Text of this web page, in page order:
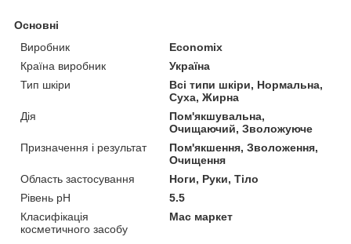
Основні
Виробник
Economix
Країна виробник
Україна
Тип шкіри
Всі типи шкіри, Нормальна,
Суха, Жирна
Дія
Пом'якшувальна,
Очищаючий, Зволожуюче
Призначення і результат
Пом'якшення, Зволоження,
Очищення
Область застосування
Ноги, Руки, Тіло
Рівень pH
5.5
Класифікація
косметичного засобу
Мас маркет